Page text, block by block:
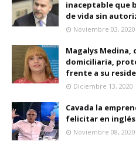
inaceptable que
de vida sin
Noviembre 03, 2020
Magalys
domiciliaria,
frente a su
Diciembre 13, 2020
Cavada la
felicitar en inglés
Noviembre 08, 2020